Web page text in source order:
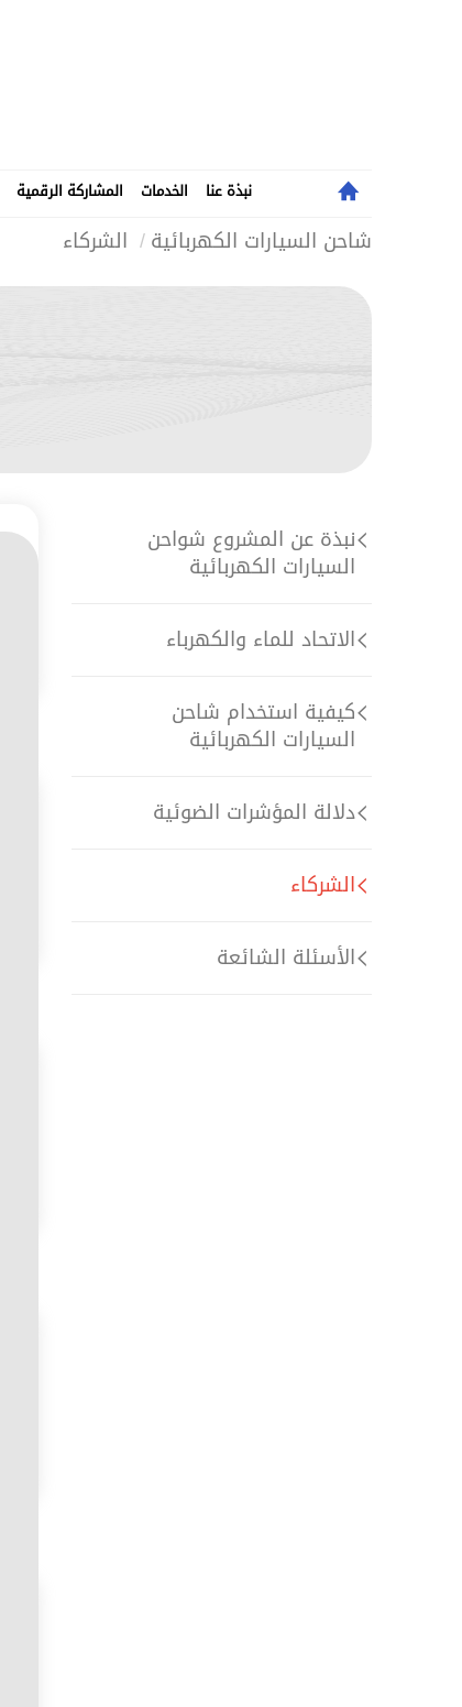
نبذة عنا الخدمات المشاركة الرقمية
شاحن السيارات الكهربائية الشركاء
نبذة عن المشروع شواحن
السيارات الكهربائية
الاتحاد للماء والكهرباء
كيفية استخدام شاحن
السيارات الكهربائية
دلالة المؤشرات الضوئية
الشركاء
الأسئلة الشائعة